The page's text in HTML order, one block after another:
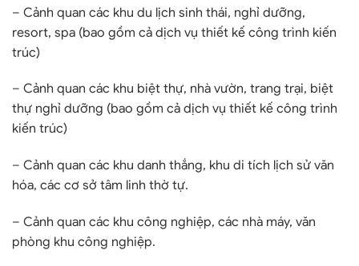
– Cảnh quan các khu du lịch sinh thái, nghỉ dưỡng,
resort, spa (bao gồm cả dịch vụ thiết kế công trình kiến
trúc)
– Cảnh quan các khu biệt thự, nhà vườn, trang trại, biệt
thự nghỉ dưỡng (bao gồm cả dịch vụ thiết kế công trình
kiến trúc)
– Cảnh quan các khu danh thắng, khu di tích lịch sử văn
hóa, các cơ sở tâm linh thờ tự.
– Cảnh quan các khu công nghiệp, các nhà máy, văn
phòng khu công nghiệp.